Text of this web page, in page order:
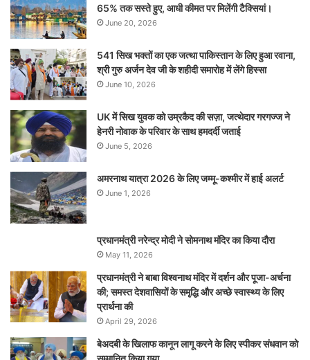
65% तक सस्ते हुए, आधी कीमत पर मिलेंगी टैक्सियां।
June 20, 2026
541 सिख भक्तों का एक जत्था पाकिस्तान के लिए हुआ रवाना,
श्री गुरु अर्जन देव जी के शहीदी समारोह में लेंगे हिस्सा
June 10, 2026
UK में सिख युवक को उम्रकैद की सज़ा, जत्थेदार गरगज्ज ने
हेनरी नोवाक के परिवार के साथ हमदर्दी जताई
June 5, 2026
अमरनाथ यात्रा 2026 के लिए जम्मू-कश्मीर में हाई अलर्ट
June 1, 2026
प्रधानमंत्री नरेन्‍द्र मोदी ने सोमनाथ मंदिर का किया दौरा
May 11, 2026
प्रधानमंत्री ने बाबा विश्वनाथ मंदिर में दर्शन और पूजा-अर्चना
की; समस्‍त देशवासियों के समृद्धि और अच्छे स्वास्थ्य के लिए
प्रार्थना की
April 29, 2026
बेअदबी के खिलाफ कानून लागू करने के लिए स्पीकर संधवान को